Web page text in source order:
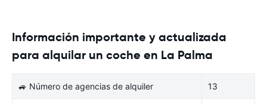
Información importante y actualizada
para alquilar un coche en La Palma
🚙 Número de agencias de alquiler 13